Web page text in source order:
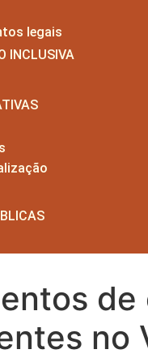
legais
INCLUSIVA
no